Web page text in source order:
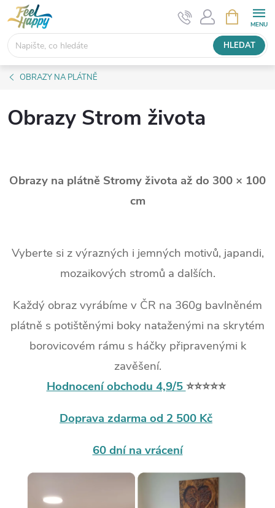
Přejít
na
obsah
HLEDAT
NÁKUPNÍ
KOŠÍK
OBRAZY NA PLÁTNĚ
Obrazy Strom života
Obrazy na plátně Stromy života až do 300 × 100
cm
Vyberte si z výrazných i jemných motivů, japandi,
mozaikových stromů a dalších.
Každý obraz vyrábíme v ČR na 360g bavlněném
plátně s potištěnými boky nataženými na skrytém
borovicovém rámu s háčky připravenými k
zavěšení.
Hodnocení obchodu 4,9/5⭐⭐⭐⭐⭐
Doprava zdarma od 2 500 Kč
60 dní na vrácení